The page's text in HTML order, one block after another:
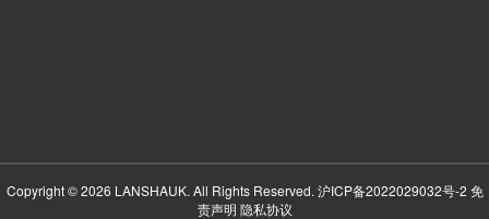
Copyright © 2026 LANSHAUK. All Rights Reserved. 沪ICP备2022029032号-2 免
责声明 隐私协议